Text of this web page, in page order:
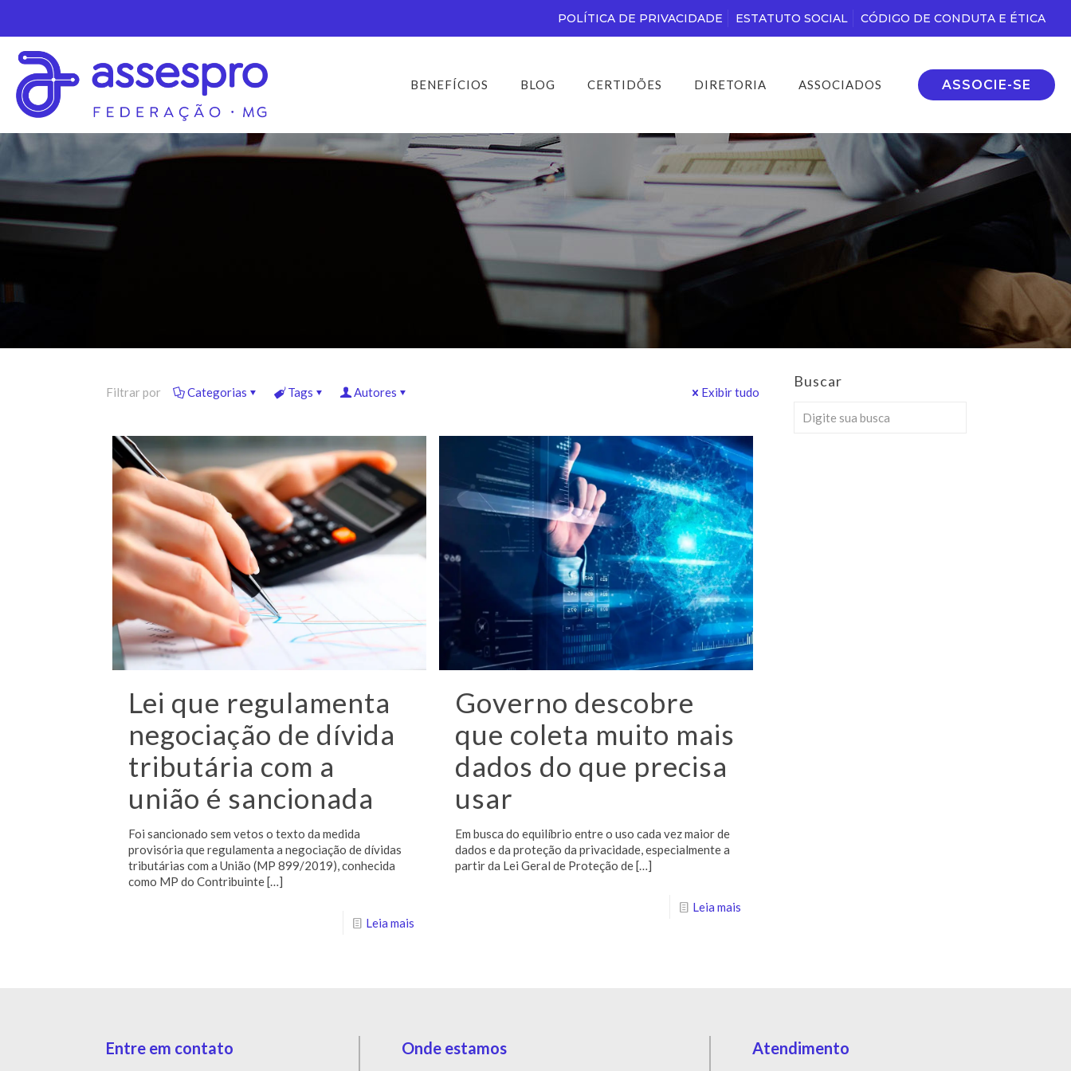
POLÍTICA DE PRIVACIDADE ESTATUTO SOCIAL CÓDIGO DE CONDUTA E ÉTICA
BENEFÍCIOS BLOG CERTIDÕES DIRETORIA ASSOCIADOS ASSOCIE-SE
Filtrar por Categorias Tags Autores Exibir tudo
Lei que regulamenta
negociação de dívida
tributária com a
união é sancionada
Foi sancionado sem vetos o texto da medida
provisória que regulamenta a negociação de dívidas
tributárias com a União (MP 899/2019), conhecida
como MP do Contribuinte[…]
Leia mais
Governo descobre
que coleta muito mais
dados do que precisa
usar
Em busca do equilíbrio entre o uso cada vez maior de
dados e da proteção da privacidade, especialmente a
partir da Lei Geral de Proteção de[…]
Leia mais
Buscar
Entre em contato Onde estamos Atendimento